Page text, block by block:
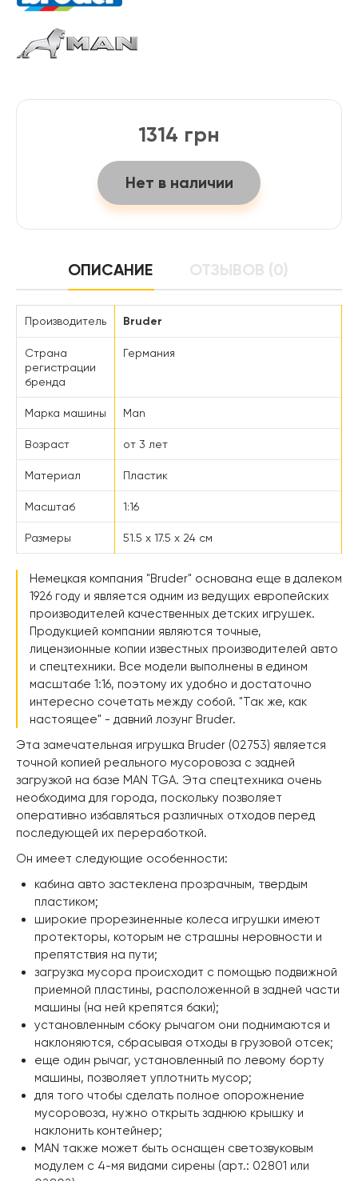
1314 грн
Нет в наличии
ОПИСАНИЕ ОТЗЫВОВ (0)
Производитель Bruder
Страна
регистрации
бренда
Германия
Марка машины Man
Возраст от 3 лет
Материал Пластик
Масштаб 1:16
Размеры 51.5 х 17.5 х 24 см
Немецкая компания "Bruder" основана еще в далеком
1926 году и является одним из ведущих европейских
производителей качественных детских игрушек.
Продукцией компании являются точные,
лицензионные копии известных производителей авто
и спецтехники. Все модели выполнены в едином
масштабе 1:16, поэтому их удобно и достаточно
интересно сочетать между собой. "Так же, как
настоящее" - давний лозунг Bruder.
Эта замечательная игрушка Bruder (02753) является
точной копией реального мусоровоза с задней
загрузкой на базе MAN TGA. Эта спецтехника очень
необходима для города, поскольку позволяет
оперативно избавляться различных отходов перед
последующей их переработкой.
Он имеет следующие особенности:
кабина авто застеклена прозрачным, твердым
пластиком;
широкие прорезиненные колеса игрушки имеют
протекторы, которым не страшны неровности и
препятствия на пути;
загрузка мусора происходит с помощью подвижной
приемной пластины, расположенной в задней части
машины (на ней крепятся баки);
установленным сбоку рычагом они поднимаются и
наклоняются, сбрасывая отходы в грузовой отсек;
еще один рычаг, установленный по левому борту
машины, позволяет уплотнить мусор;
для того чтобы сделать полное опорожнение
мусоровоза, нужно открыть заднюю крышку и
наклонить контейнер;
MAN также может быть оснащен светозвуковым
модулем с 4-мя видами сирены (арт.: 02801 или